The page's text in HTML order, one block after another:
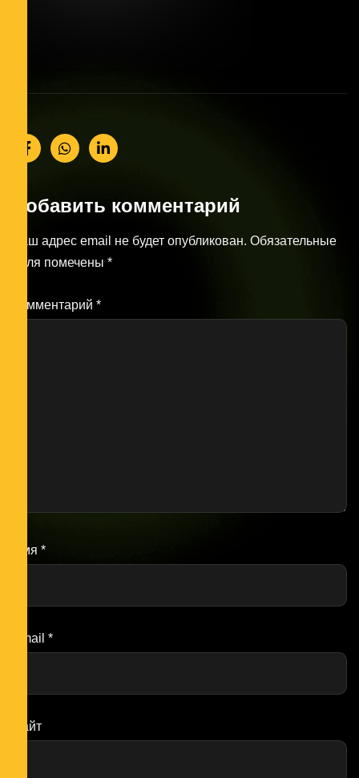
Добавить комментарий
Ваш адрес email не будет опубликован. Обязательные
поля помечены *
Комментарий *
Имя *
Email *
Сайт